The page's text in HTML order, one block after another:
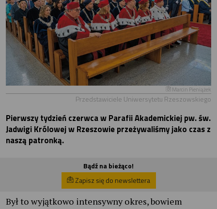
Marcin Pieniążek
Przedstawiciele Uniwersytetu Rzeszowskiego
Pierwszy tydzień czerwca w Parafii Akademickiej pw. św.
Jadwigi Królowej w Rzeszowie przeżywaliśmy jako czas z
naszą patronką.
Bądź na bieżąco!
Zapisz się do newslettera
Był to wyjątkowo intensywny okres, bowiem